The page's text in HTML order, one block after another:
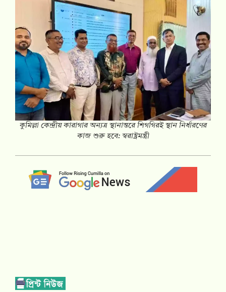
কুমিল্লা কেন্দ্রীয় কারাগার অন্যত্র স্থানান্তরে শিগগিরই স্থান নির্ধারণের
কাজ শুরু হবে: স্বরাষ্ট্রমন্ত্রী